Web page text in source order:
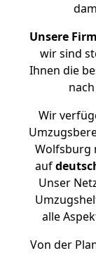
Unsere
wir sind
Ihnen die
Wir
Wolfsburg
auf
Unser
alle
Von der